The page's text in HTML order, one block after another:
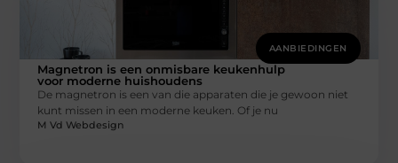
AANBIEDINGEN
Magnetron is een onmisbare keukenhulp
voor moderne huishoudens
De magnetron is een van die apparaten die je gewoon niet
kunt missen in een moderne keuken. Of je nu
M Vd Webdesign